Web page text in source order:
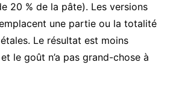
20 % de la pâte). Les versions
une partie ou la totalité
Le résultat est moins
le goût n’a pas grand-chose à